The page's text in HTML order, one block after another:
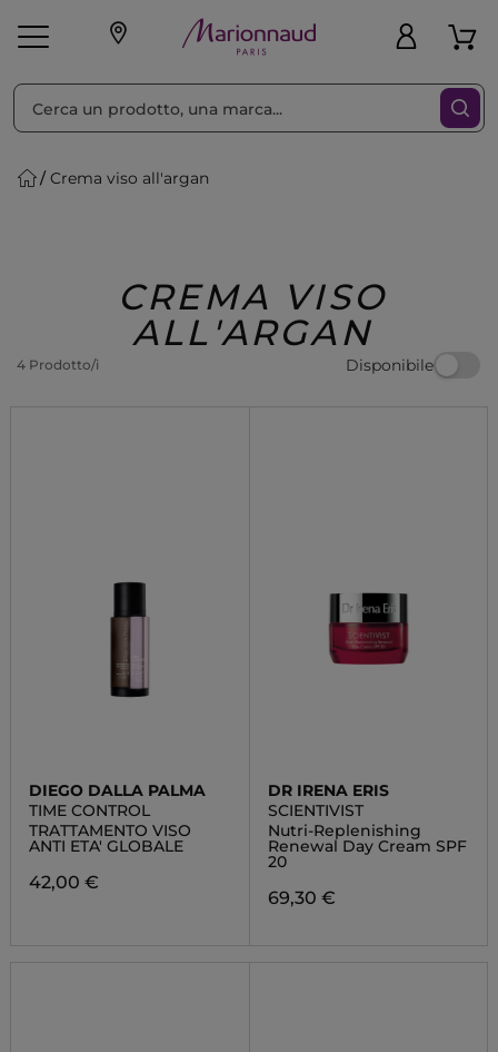
Make-up Profumi
Regalo
Crema viso all'argan
CREMA VISO
ALL'ARGAN
4 Prodotto/i Disponibile
Ordina per Filtra
DIEGO DALLA PALMA
TIME CONTROL
TRATTAMENTO VISO
ANTI ETA' GLOBALE
42,00 €
DR IRENA ERIS
SCIENTIVIST
Nutri-Replenishing
Renewal Day Cream SPF
20
69,30 €